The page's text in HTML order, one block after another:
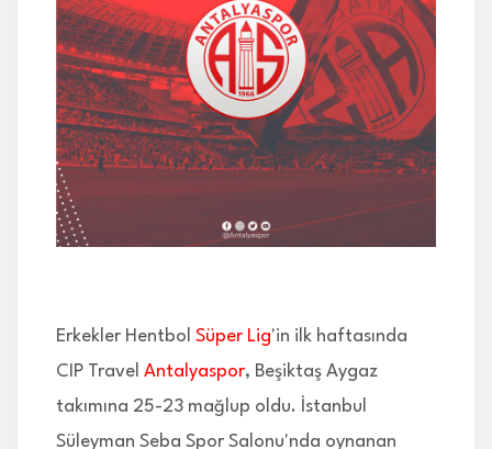
İLETİŞİM
Erkekler Hentbol Süper Lig'in ilk haftasında
CIP Travel Antalyaspor, Beşiktaş Aygaz
takımına 25-23 mağlup oldu. İstanbul
Süleyman Seba Spor Salonu'nda oynanan